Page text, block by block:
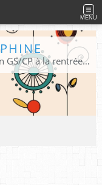
MENU
Blog destiné à partager mon travail. En GS/CP à la rentrée 2026/2027 !